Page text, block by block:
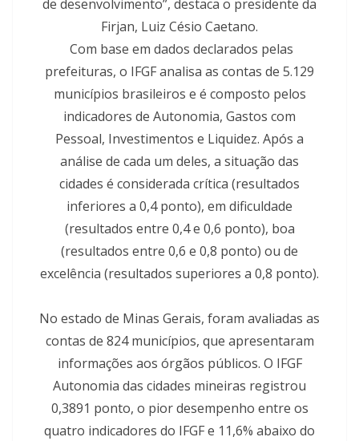
de desenvolvimento”, destaca o presidente da
Firjan, Luiz Césio Caetano.
Com base em dados declarados pelas
prefeituras, o IFGF analisa as contas de 5.129
municípios brasileiros e é composto pelos
indicadores de Autonomia, Gastos com
Pessoal, Investimentos e Liquidez. Após a
análise de cada um deles, a situação das
cidades é considerada crítica (resultados
inferiores a 0,4 ponto), em dificuldade
(resultados entre 0,4 e 0,6 ponto), boa
(resultados entre 0,6 e 0,8 ponto) ou de
excelência (resultados superiores a 0,8 ponto).
No estado de Minas Gerais, foram avaliadas as
contas de 824 municípios, que apresentaram
informações aos órgãos públicos. O IFGF
Autonomia das cidades mineiras registrou
0,3891 ponto, o pior desempenho entre os
quatro indicadores do IFGF e 11,6% abaixo do